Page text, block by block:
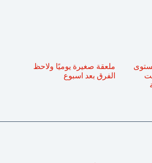
ملعقة صغيرة يوميًا ولاحظ
الفرق بعد اسبوع